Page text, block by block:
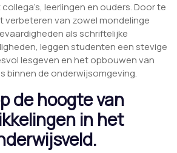
leerlingen en ouders. Door te
verbeteren van zowel mondelinge
als schriftelijke
leggen studenten een stevige
lesgeven en het opbouwen van
binnen de onderwijsomgeving.
de hoogte van
in het